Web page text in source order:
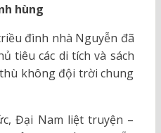
hùng
đình nhà Nguyễn đã
tiêu các di tích và sách
không đội trời chung
Đại Nam liệt truyện –